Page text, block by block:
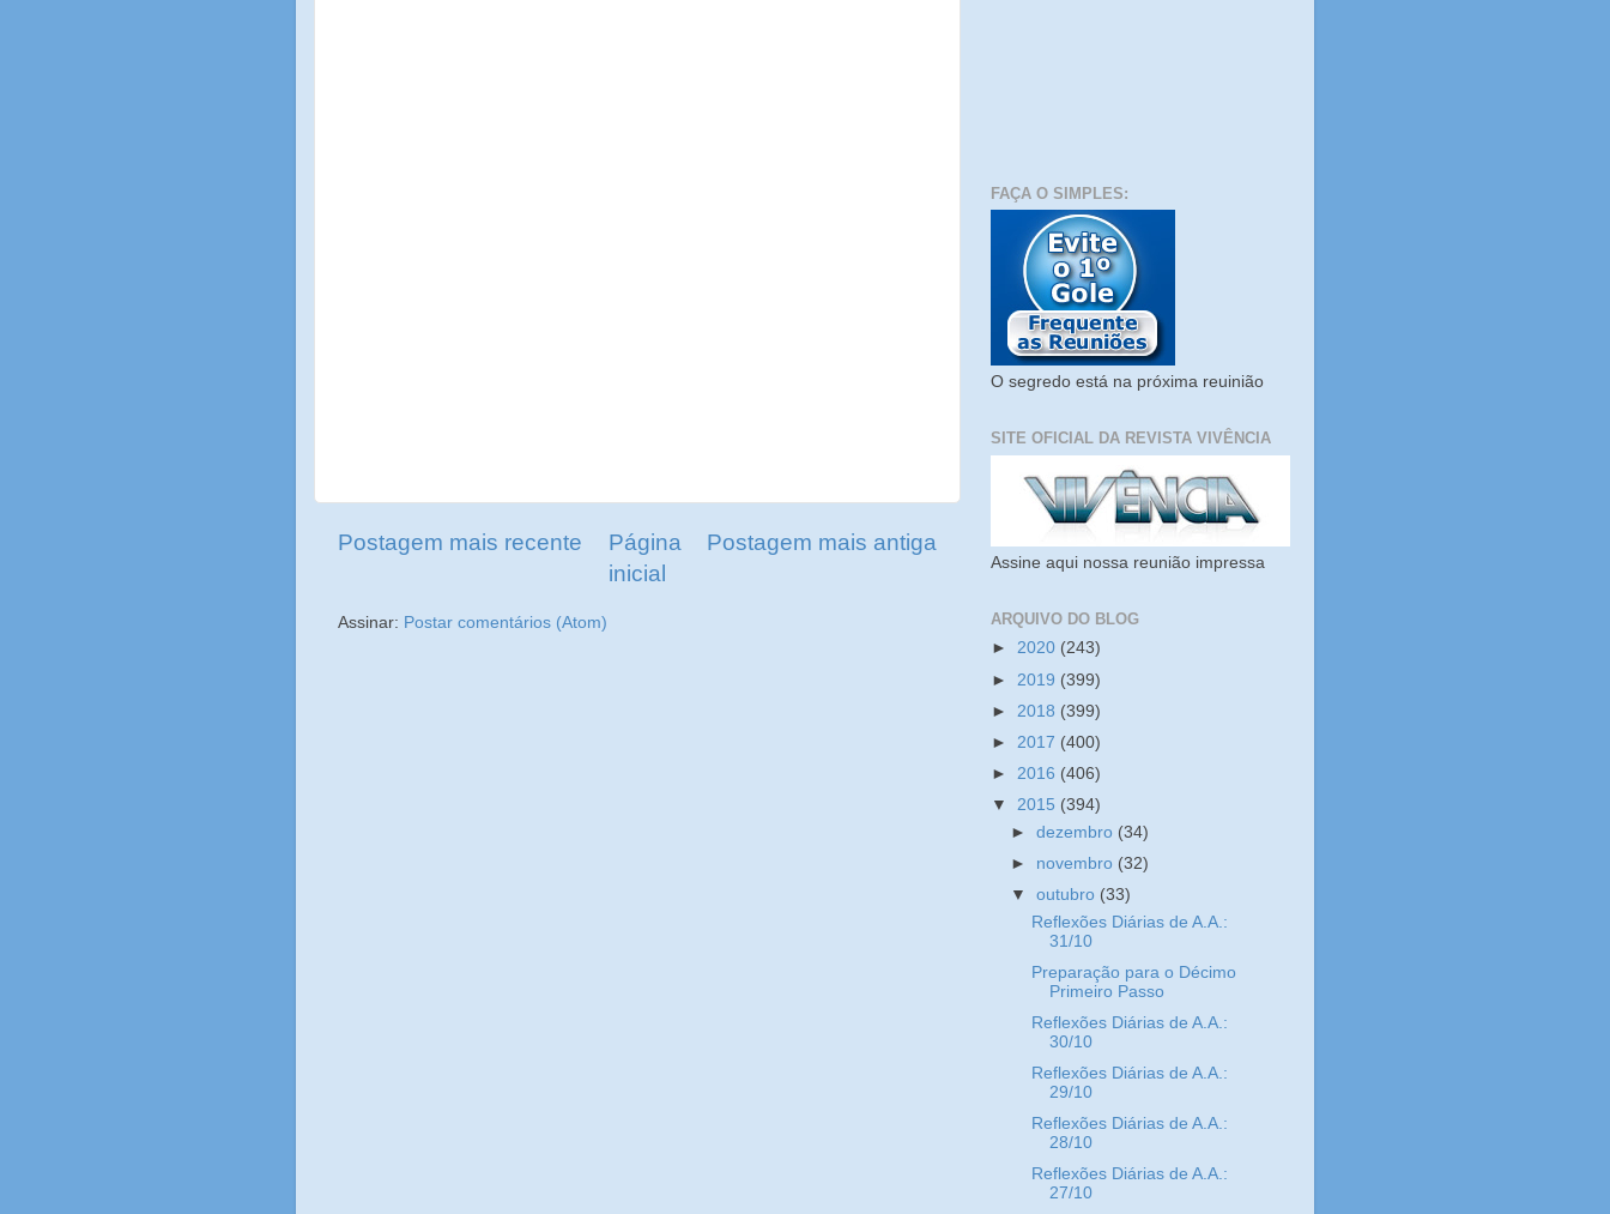
Postagem mais recente Postagem mais antiga
Página
inicial
Assinar: Postar comentários (Atom)
FAÇA O SIMPLES:
O segredo está na próxima reuinião
SITE OFICIAL DA REVISTA VIVÊNCIA
Assine aqui nossa reunião impressa
ARQUIVO DO BLOG
► 2020 (243)
► 2019 (399)
► 2018 (399)
► 2017 (400)
► 2016 (406)
▼ 2015 (394)
►dezembro (34)
► novembro (32)
▼outubro (33)
Reflexões Diárias de A.A.:
31/10
Preparação para o Décimo
Primeiro Passo
Reflexões Diárias de A.A.:
30/10
Reflexões Diárias de A.A.:
29/10
Reflexões Diárias de A.A.:
28/10
Reflexões Diárias de A.A.:
27/10